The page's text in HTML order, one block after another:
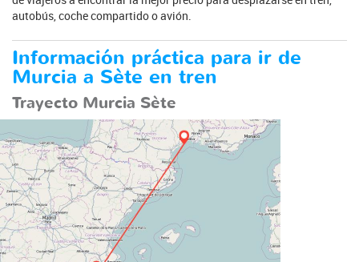
autobús, coche compartido o avión.
Información práctica para ir de
Murcia a Sète en tren
Trayecto Murcia Sète